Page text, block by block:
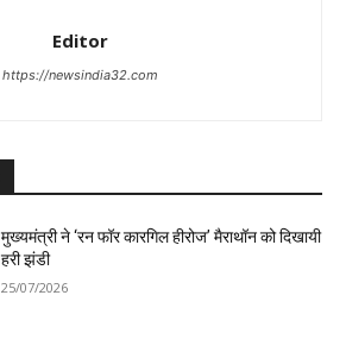
Editor
https://newsindia32.com
मुख्यमंत्री ने ‘रन फॉर कारगिल हीरोज’ मैराथॉन को दिखायी
हरी झंडी
25/07/2026